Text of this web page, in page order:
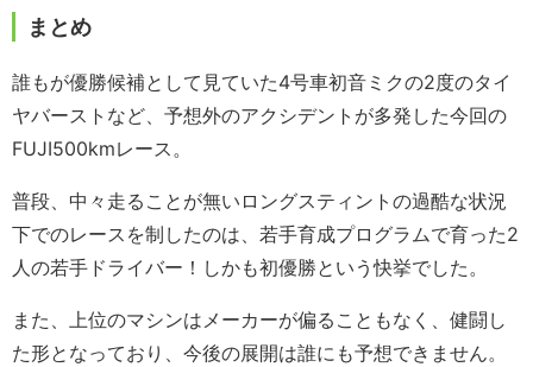
まとめ
誰もが優勝候補として見ていた4号車初音ミクの2度のタイ
ヤバーストなど、予想外のアクシデントが多発した今回の
FUJI500kmレース。
普段、中々走ることが無いロングスティントの過酷な状況
下でのレースを制したのは、若手育成プログラムで育った2
人の若手ドライバー！しかも初優勝という快挙でした。
また、上位のマシンはメーカーが偏ることもなく、健闘し
た形となっており、今後の展開は誰にも予想できません。